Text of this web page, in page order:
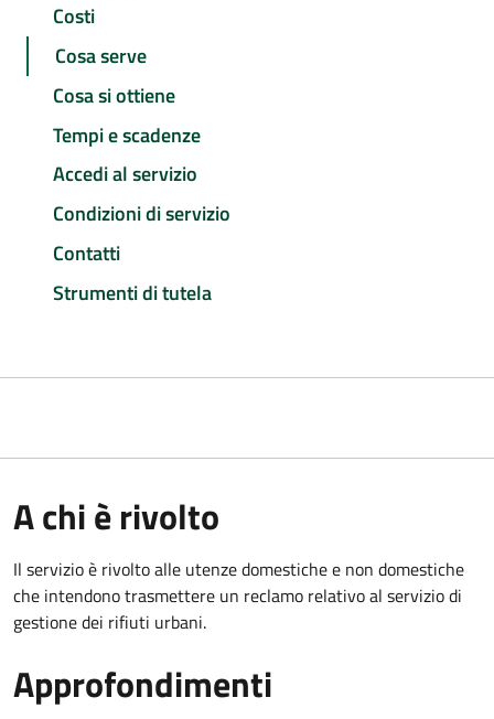
Costi
Cosa serve
Cosa si ottiene
Tempi e scadenze
Accedi al servizio
Condizioni di servizio
Contatti
Strumenti di tutela
A chi è rivolto
Il servizio è rivolto alle utenze domestiche e non domestiche
che intendono trasmettere un reclamo relativo al servizio di
gestione dei rifiuti urbani.
Approfondimenti